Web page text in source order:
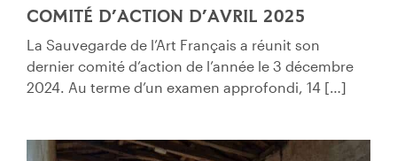
COMITÉ D’ACTION D’AVRIL 2025
La Sauvegarde de l’Art Français a réunit son
dernier comité d’action de l’année le 3 décembre
2024. Au terme d’un examen approfondi, 14 […]